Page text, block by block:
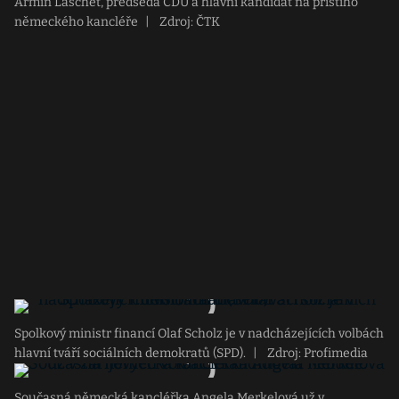
německého kancléře
Zdroj: ČTK
Spolkový ministr financí Olaf Scholz je v nadcházejících volbách
hlavní tváří sociálních demokratů (SPD).
Zdroj: Profimedia